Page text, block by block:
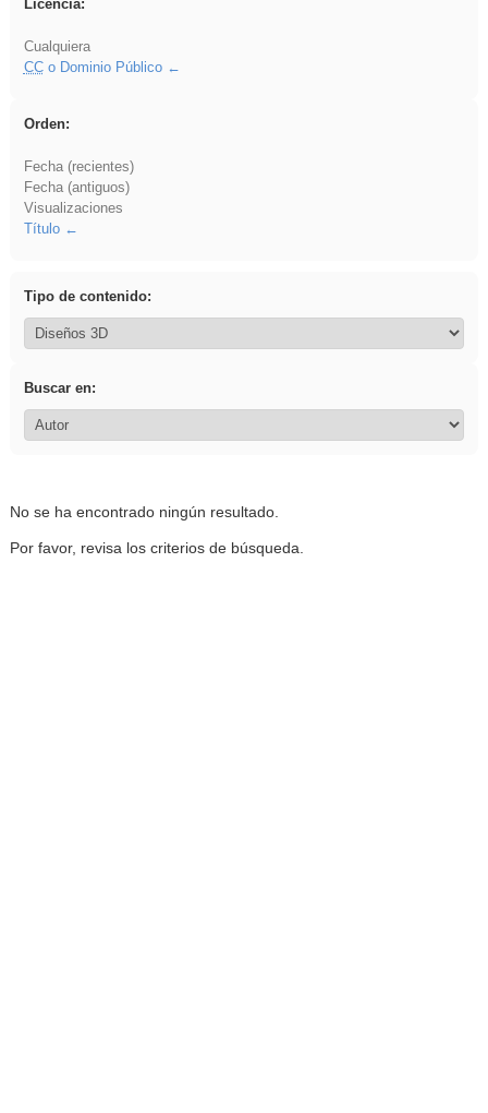
Licencia:
Cualquiera
CCo Dominio Público
Orden:
Fecha (recientes)
Fecha (antiguos)
Visualizaciones
Título
Tipo de contenido:
Buscar en:
No se ha encontrado ningún resultado.
Por favor, revisa los criterios de búsqueda.